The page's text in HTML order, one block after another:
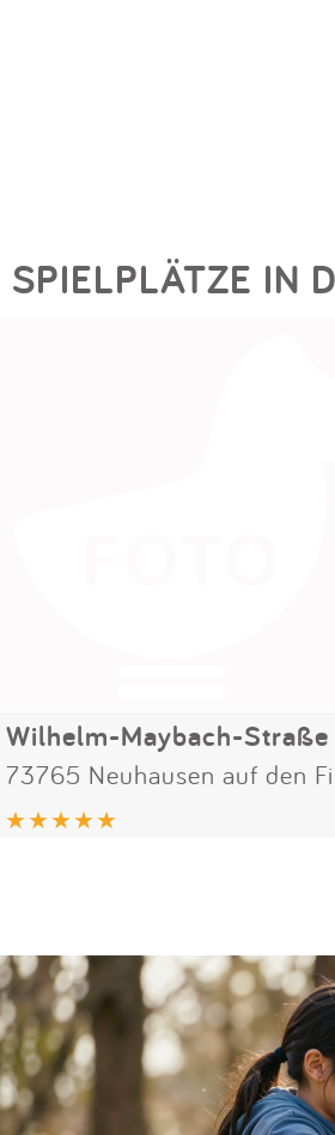
SPIELPLÄTZE IN
Wilhelm-Maybach-Straße
73765 Neuhausen auf den